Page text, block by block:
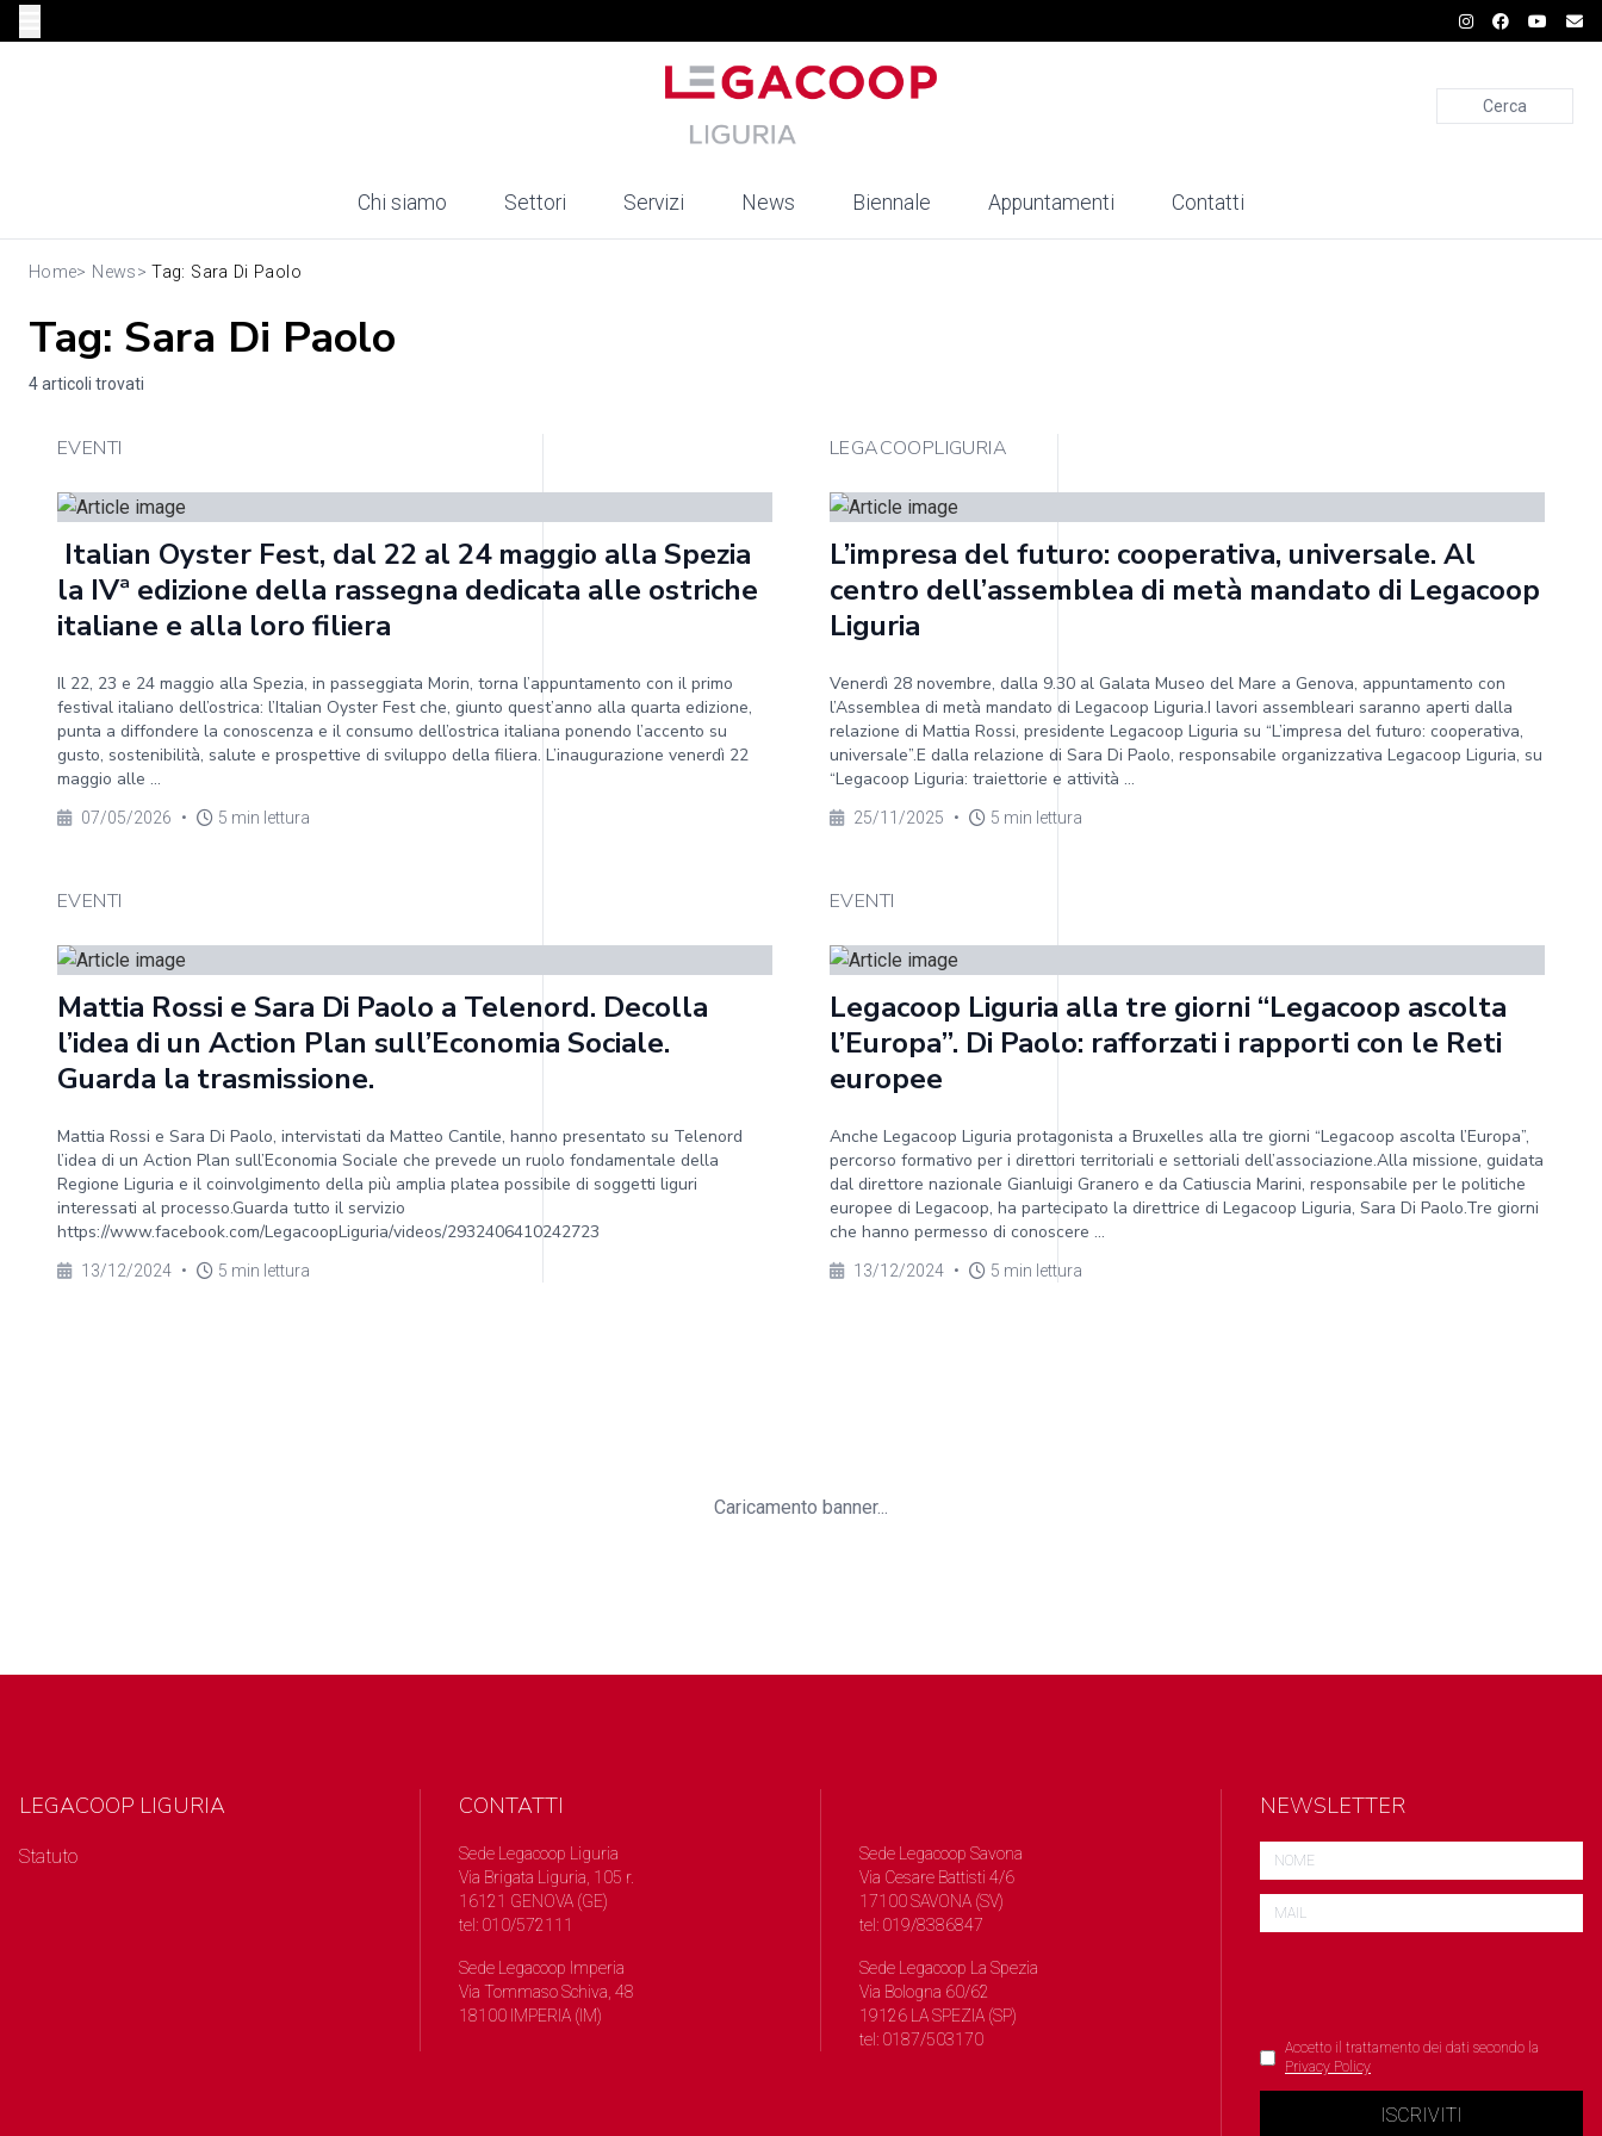
Cerca
Chi siamo Settori Servizi News Biennale Appuntamenti Contatti
Home> News> Tag: Sara Di Paolo
Tag: Sara Di Paolo
4 articoli trovati
EVENTI
Italian Oyster Fest, dal 22 al 24 maggio alla Spezia
la IVª edizione della rassegna dedicata alle ostriche
italiane e alla loro filiera
Il 22, 23 e 24 maggio alla Spezia, in passeggiata Morin, torna l’appuntamento con il primo
festival italiano dell’ostrica: l’Italian Oyster Fest che, giunto quest’anno alla quarta edizione,
punta a diffondere la conoscenza e il consumo dell’ostrica italiana ponendo l’accento su
gusto, sostenibilità, salute e prospettive di sviluppo della filiera. L’inaugurazione venerdì 22
maggio alle ...
07/05/2026 • 5 min lettura
LEGACOOPLIGURIA
L’impresa del futuro: cooperativa, universale. Al
centro dell’assemblea di metà mandato di Legacoop
Liguria
Venerdì 28 novembre, dalla 9.30 al Galata Museo del Mare a Genova, appuntamento con
l’Assemblea di metà mandato di Legacoop Liguria.I lavori assembleari saranno aperti dalla
relazione di Mattia Rossi, presidente Legacoop Liguria su “L’impresa del futuro: cooperativa,
universale”.E dalla relazione di Sara Di Paolo, responsabile organizzativa Legacoop Liguria, su
“Legacoop Liguria: traiettorie e attività ...
25/11/2025 • 5 min lettura
EVENTI
Mattia Rossi e Sara Di Paolo a Telenord. Decolla
l’idea di un Action Plan sull’Economia Sociale.
Guarda la trasmissione.
Mattia Rossi e Sara Di Paolo, intervistati da Matteo Cantile, hanno presentato su Telenord
l’idea di un Action Plan sull’Economia Sociale che prevede un ruolo fondamentale della
Regione Liguria e il coinvolgimento della più amplia platea possibile di soggetti liguri
interessati al processo.Guarda tutto il servizio
https://www.facebook.com/LegacoopLiguria/videos/2932406410242723
13/12/2024 • 5 min lettura
EVENTI
Legacoop Liguria alla tre giorni “Legacoop ascolta
l’Europa”. Di Paolo: rafforzati i rapporti con le Reti
europee
Anche Legacoop Liguria protagonista a Bruxelles alla tre giorni “Legacoop ascolta l’Europa”,
percorso formativo per i direttori territoriali e settoriali dell’associazione.Alla missione, guidata
dal direttore nazionale Gianluigi Granero e da Catiuscia Marini, responsabile per le politiche
europee di Legacoop, ha partecipato la direttrice di Legacoop Liguria, Sara Di Paolo.Tre giorni
che hanno permesso di conoscere ...
13/12/2024 • 5 min lettura
Caricamento banner...
LEGACOOP LIGURIA
Statuto
CONTATTI
Sede Legacoop Liguria
Via Brigata Liguria, 105 r.
16121 GENOVA (GE)
tel: 010/572111
Sede Legacoop Imperia
Via Tommaso Schiva, 48
18100 IMPERIA (IM)
Sede Legacoop Savona
Via Cesare Battisti 4/6
17100 SAVONA (SV)
tel: 019/8386847
Sede Legacoop La Spezia
Via Bologna 60/62
19126 LA SPEZIA (SP)
tel: 0187/503170
NEWSLETTER
Accetto il trattamento dei dati secondo la
Privacy Policy
ISCRIVITI